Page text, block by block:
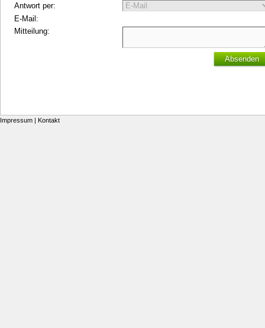
Antwort per:
E-Mail:
Mitteilung:
Absenden
Impressum | Kontakt